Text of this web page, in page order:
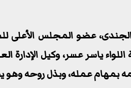
عضو المجلس الأعلى
ياسر عسر، وكيل الإدارة
بمهام عمله، وبذل روحه